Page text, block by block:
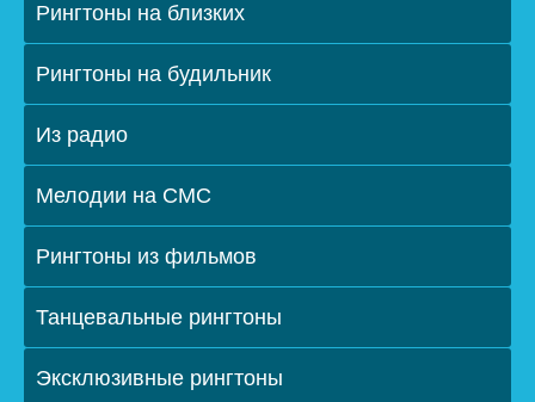
Рингтоны на близких
Рингтоны на будильник
Из радио
Мелодии на СМС
Рингтоны из фильмов
Танцевальные рингтоны
Эксклюзивные рингтоны